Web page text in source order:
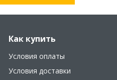
Как купить
Условия оплаты
Условия доставки